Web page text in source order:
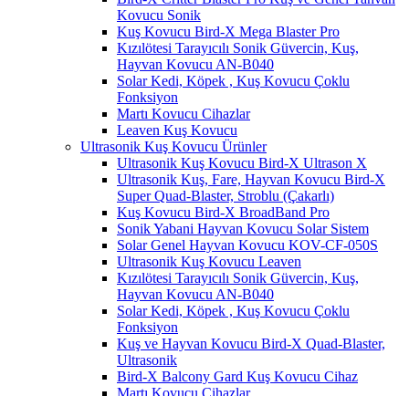
Kovucu Sonik
Kuş Kovucu Bird-X Mega Blaster Pro
Kızılötesi Tarayıcılı Sonik Güvercin, Kuş,
Hayvan Kovucu AN-B040
Solar Kedi, Köpek , Kuş Kovucu Çoklu
Fonksiyon
Martı Kovucu Cihazlar
Leaven Kuş Kovucu
Ultrasonik Kuş Kovucu Ürünler
Ultrasonik Kuş Kovucu Bird-X Ultrason X
Ultrasonik Kuş, Fare, Hayvan Kovucu Bird-X
Super Quad-Blaster, Stroblu (Çakarlı)
Kuş Kovucu Bird-X BroadBand Pro
Sonik Yabani Hayvan Kovucu Solar Sistem
Solar Genel Hayvan Kovucu KOV-CF-050S
Ultrasonik Kuş Kovucu Leaven
Kızılötesi Tarayıcılı Sonik Güvercin, Kuş,
Hayvan Kovucu AN-B040
Solar Kedi, Köpek , Kuş Kovucu Çoklu
Fonksiyon
Kuş ve Hayvan Kovucu Bird-X Quad-Blaster,
Ultrasonik
Bird-X Balcony Gard Kuş Kovucu Cihaz
Martı Kovucu Cihazlar